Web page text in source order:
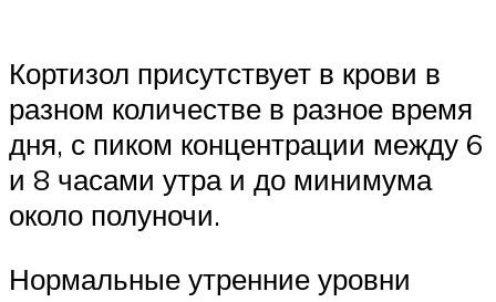
Кортизол присутствует в крови в
разном количестве в разное время
дня, с пиком концентрации между 6
и 8 часами утра и до минимума
около полуночи.
Нормальные утренние уровни